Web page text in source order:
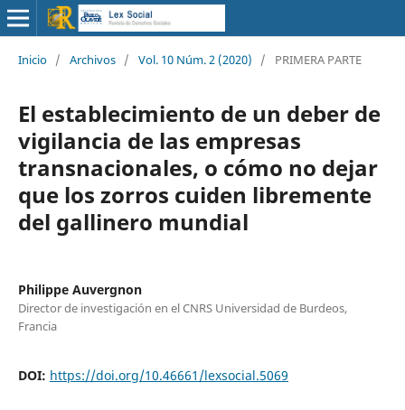
Inicio / Archivos / Vol. 10 Núm. 2 (2020) / PRIMERA PARTE
El establecimiento de un deber de
vigilancia de las empresas
transnacionales, o cómo no dejar
que los zorros cuiden libremente
del gallinero mundial
Philippe Auvergnon
Director de investigación en el CNRS Universidad de Burdeos,
Francia
DOI: https://doi.org/10.46661/lexsocial.5069